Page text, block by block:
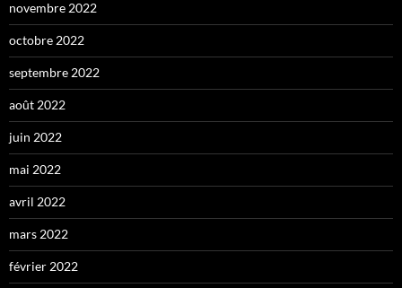
novembre 2022
octobre 2022
septembre 2022
août 2022
juin 2022
mai 2022
avril 2022
mars 2022
février 2022